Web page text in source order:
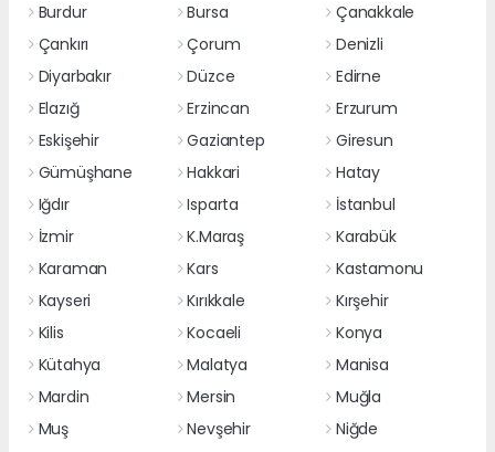
Burdur
Bursa
Çanakkale
Çankırı
Çorum
Denizli
Diyarbakır
Düzce
Edirne
Elazığ
Erzincan
Erzurum
Eskişehir
Gaziantep
Giresun
Gümüşhane
Hakkari
Hatay
Iğdır
Isparta
İstanbul
İzmir
K.Maraş
Karabük
Karaman
Kars
Kastamonu
Kayseri
Kırıkkale
Kırşehir
Kilis
Kocaeli
Konya
Kütahya
Malatya
Manisa
Mardin
Mersin
Muğla
Muş
Nevşehir
Niğde